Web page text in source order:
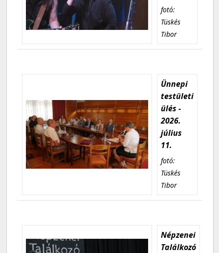
fotó:
Tüskés
Tibor
Ünnepi
testületi
ülés -
2026.
július
11.
fotó:
Tüskés
Tibor
Népzenei
Találkozó